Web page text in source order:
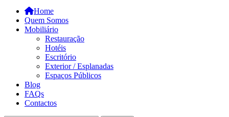
Home
Quem Somos
Mobiliário
Restauração
Hotéis
Escritório
Exterior / Esplanadas
Espaços Públicos
Blog
FAQs
Contactos